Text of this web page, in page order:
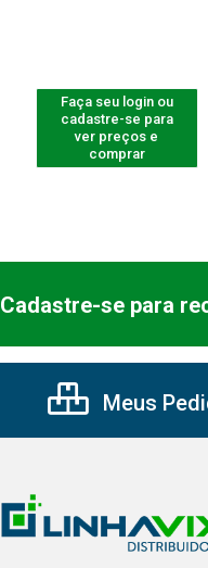
Faça seu login ou
cadastre-se para
ver preços e
comprar
Cadastre-se para
Meus